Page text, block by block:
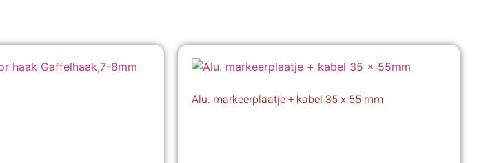
Alu. markeerplaatje + kabel 35 x 55 mm